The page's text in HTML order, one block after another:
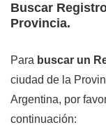
Buscar
Provincia.
Para buscar un
ciudad de la
Argentina, por
continuación: